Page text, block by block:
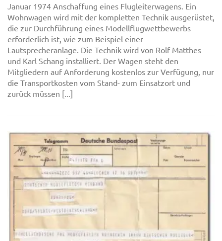
Januar 1974 Anschaffung eines Flugleiterwagens. Ein
Wohnwagen wird mit der kompletten Technik ausgerüstet,
die zur Durchführung eines Modellflugwettbewerbs
erforderlich ist, wie zum Beispiel einer
Lautsprecheranlage. Die Technik wird von Rolf Matthes
und Karl Schang installiert. Der Wagen steht den
Mitgliedern auf Anforderung kostenlos zur Verfügung, nur
die Transportkosten vom Stand- zum Einsatzort und
zurück müssen [...]